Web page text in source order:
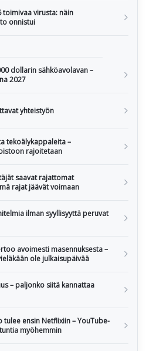
toimivaa virusta: näin
onnistui
dollarin sähköavolavan –
2027
yhteistyön
tekoälykappaleita –
rajoitetaan
saavat rajattomat
rajat jäävät voimaan
ilman syyllisyyttä peruvat
avoimesti masennuksesta –
ole julkaisupäivää
– paljonko siitä kannattaa
tulee ensin Netflixiin – YouTube-
myöhemmin